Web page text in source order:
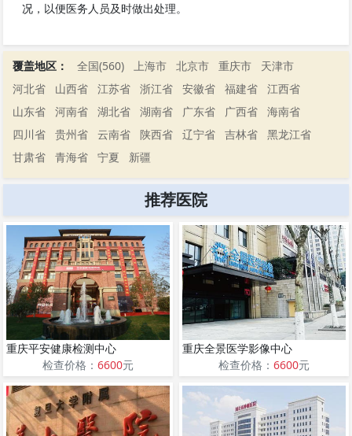
况，以便医务人员及时做出处理。
覆盖地区： 全国(560) 上海市 北京市 重庆市
天津市
河北省
山西省 江苏省 浙江省 安徽省 福建省
江西省
山东省
河南省 湖北省 湖南省 广东省 广西省
海南省
四川省
贵州省 云南省 陕西省 辽宁省 吉林省
黑龙江省
甘肃省
青海省 宁夏 新疆
推荐医院
重庆平安健康检测中心
检查价格： 6600元
重庆全景医学影像中心
检查价格： 6600元